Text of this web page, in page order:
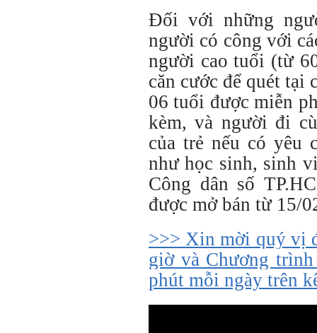
Đối với những
người có công với
người cao tuổi (từ
căn cước để quét tại
06 tuổi được miễn
kèm, và người đi
của trẻ nếu có yêu
như học sinh, sinh
Công dân số
được mở bán từ 15/
>>> Xin mời quý vị
giờ và Chương
phút mỗi ngày trên